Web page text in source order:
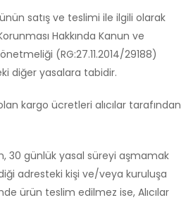
satış ve teslimi ile ilgili olarak
Hakkında Kanun ve
(RG:27.11.2014/29188)
diğer yasalara tabidir.
kargo ücretleri alıcılar tarafından
30 günlük yasal süreyi aşmamak
adresteki kişi ve/veya kuruluşa
ürün teslim edilmez ise, Alıcılar